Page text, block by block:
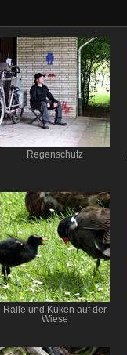
Regenschutz
Ralle und Küken auf der
Wiese